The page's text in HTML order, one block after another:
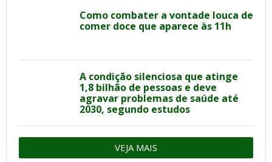
Como combater a vontade louca de
comer doce que aparece às 11h
A condição silenciosa que atinge
1,8 bilhão de pessoas e deve
agravar problemas de saúde até
2030, segundo estudos
VEJA MAIS